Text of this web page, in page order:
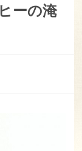
ーの淹